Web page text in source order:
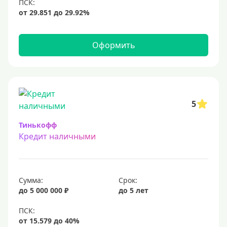
15 млн
20 млн
50 миллионов
Меньше 1 млн (руб)
15000 руб
18000 руб
20 тысяч
Оформить
5
Тинькофф
Кредит наличными
Сумма:
до 5 000 000 ₽
Срок:
до 5 лет